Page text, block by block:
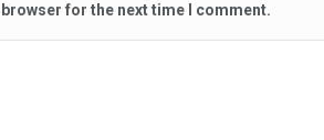
for the next time I comment.